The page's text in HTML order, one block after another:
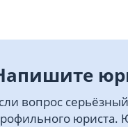
вопрос
юриста.